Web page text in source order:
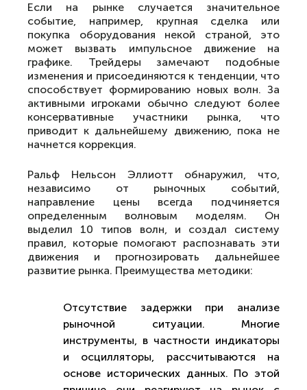
Если на рынке случается значительное
событие, например, крупная сделка или
покупка оборудования некой страной, это
может вызвать импульсное движение на
графике. Трейдеры замечают подобные
изменения и присоединяются к тенденции, что
способствует формированию новых волн. За
активными игроками обычно следуют более
консервативные участники рынка, что
приводит к дальнейшему движению, пока не
начнется коррекция.
Ральф Нельсон Эллиотт обнаружил, что,
независимо от рыночных событий,
направление цены всегда подчиняется
определенным волновым моделям. Он
выделил 10 типов волн, и создал систему
правил, которые помогают распознавать эти
движения и прогнозировать дальнейшее
развитие рынка. Преимущества методики:
Отсутствие задержки при анализе
рыночной ситуации. Многие
инструменты, в частности индикаторы
и осцилляторы, рассчитываются на
основе исторических данных. По этой